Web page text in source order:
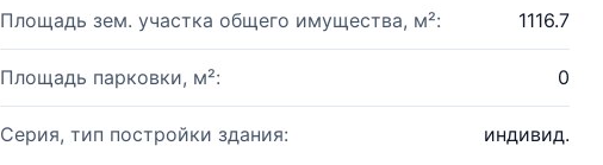
Площадь зем. участка общего имущества, м²: 1116.7
Площадь парковки, м²: 0
Серия, тип постройки здания: индивид.